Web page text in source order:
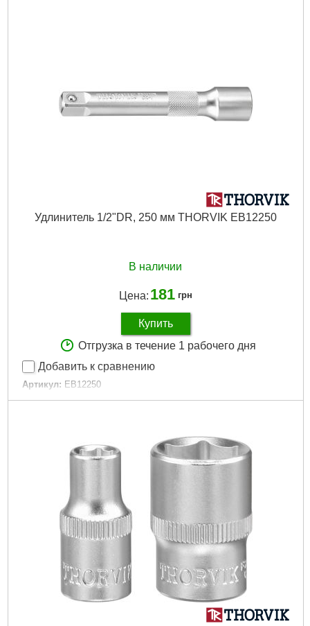
Удлинитель 1/2"DR, 250 мм THORVIK EB12250
В наличии
Цена: 181 грн
Купить
Отгрузка в течение 1 рабочего дня
Добавить к сравнению
Артикул: EB12250
Код товара: 22.58.08